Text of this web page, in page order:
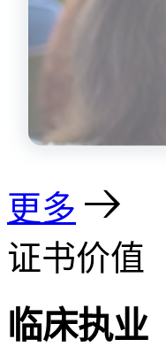
更多
证书价值
临床执业